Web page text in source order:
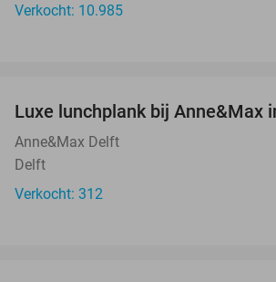
Verkocht: 10.985
Luxe lunchplank bij Anne&Max
Anne&Max Delft
Delft
Verkocht: 312